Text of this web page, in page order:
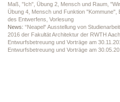
Maß, "Ich", Übung 2, Mensch und Raum,
Übung 4, Mensch und Funktion "Kommune",
des Entwerfens, Vorlesung
News: “Neapel“ Ausstellung von
2016 der Fakultät Architektur der RWTH
Entwurfsbetreuung und Vorträge am
Entwurfsbetreuung und Vorträge am